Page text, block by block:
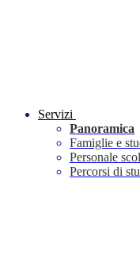
Servizi
Panoramica
Famiglie e
Personale
Percorsi di